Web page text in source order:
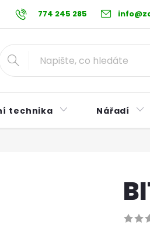
774 245 285
údajů Reklamační řád
technika Nářadí